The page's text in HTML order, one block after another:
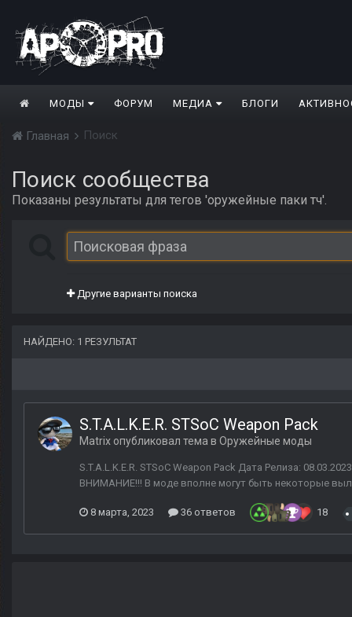
МОДЫ ФОРУМ МЕДИА БЛОГИ
Главная Поиск
Поиск сообщества
Показаны результаты для тегов 'оружейные паки тч'.
Другие варианты поиска
НАЙДЕНО: 1 РЕЗУЛЬТАТ
S.T.A.L.K.E.R. STSoC Weapon Pack
Matrix опубликовал тема в Оружейные моды
S.T.A.L.K.E.R. STSoC Weapon Pack Дата Релиза:
ВНИМАНИЕ!!! В моде вполне могут быть некоторые
8 марта, 2023 36 ответов 18